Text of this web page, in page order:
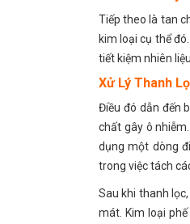
Tiếp theo là tan
kim loại cụ thể
tiết kiệm nhiên
Xử Lý Thanh
Điều đó dẫn đến
chất gây ô
dụng một dòng
trong việc tách
Sau khi thanh
mát. Kim loại